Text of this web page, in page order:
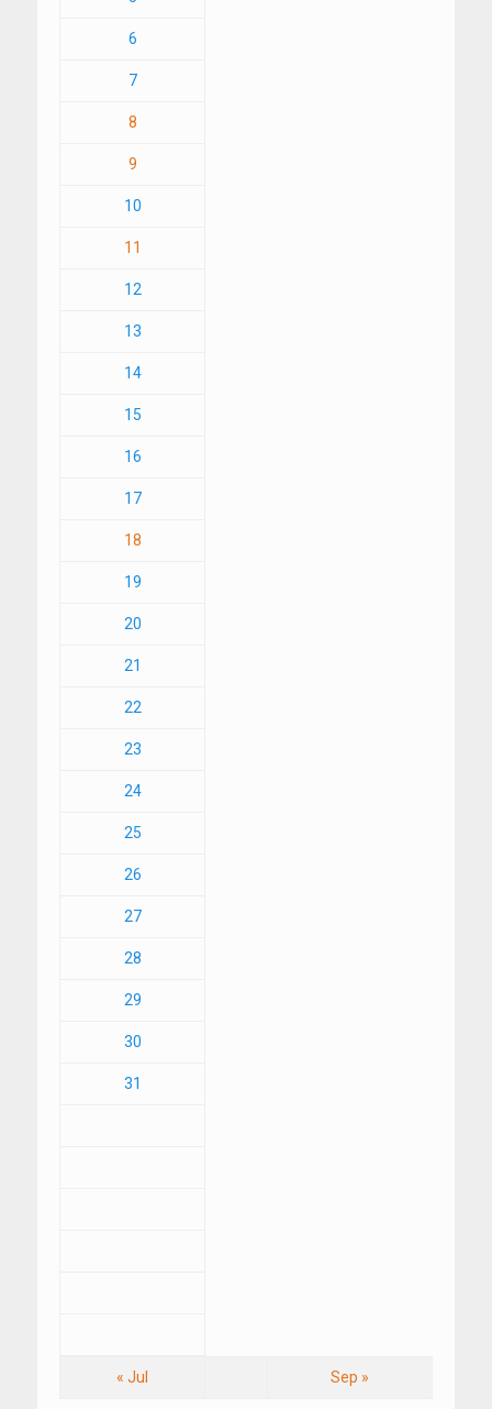
6
7
8
9
10
11
12
13
14
15
16
17
18
19
20
21
22
23
24
25
26
27
28
29
30
31
« Jul Sep »